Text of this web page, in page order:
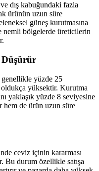
dış kabuğundaki fazla
ürünün uzun süre
güneş kurutmasına
nemli bölgelerde üreticilerin
Düşürür
genellikle yüzde 25
oldukça yüksektir. Kurutma
yaklaşık yüzde 8 seviyesine
hem de ürün uzun süre
ceviz içinin kararması
Bu durum özellikle satışa